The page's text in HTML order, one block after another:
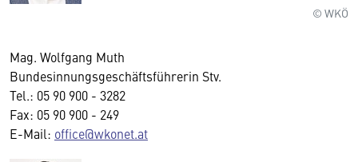
© WKÖ
Mag. Wolfgang Muth
Bundesinnungsgeschäftsführerin Stv.
Tel.: 05 90 900 - 3282
Fax: 05 90 900 - 249
E-Mail: office@wkonet.at